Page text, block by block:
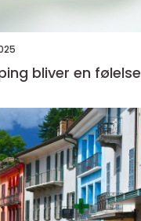
bliver en følelse